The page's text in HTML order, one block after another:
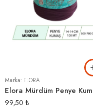
Marka: ELORA
99,50 ₺